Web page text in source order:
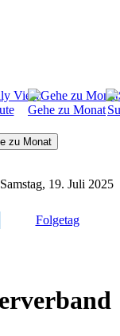
Gehe zu Monat
zu Monat
Samstag, 19. Juli 2025
Folgetag